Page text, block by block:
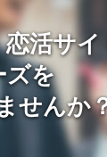
活サイ
ズを
せんか